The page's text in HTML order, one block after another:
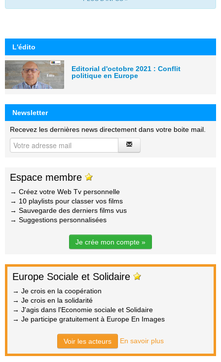
L'édito
Editorial d'octobre 2021 : Conflit
politique en Europe
Newsletter
Recevez les dernières news directement dans votre boite mail.
Espace membre
→ Créez votre Web Tv personnelle
→ 10 playlists pour classer vos films
→ Sauvegarde des derniers films vus
→ Suggestions personnalisées
Je crée mon compte »
Europe Sociale et Solidaire
→ Je crois en la coopération
→ Je crois en la solidarité
→ J'agis dans l'Economie sociale et Solidaire
→ Je participe gratuitement à Europe En Images
Voir les acteurs En savoir plus